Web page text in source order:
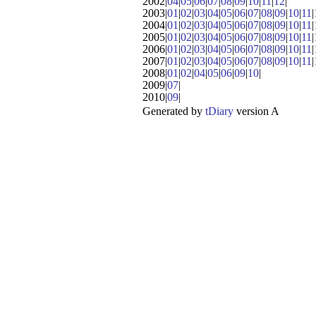
2003|01 |02|03|04|05|06|07|08|09|10|11 |
2004|01 |02|03|04|05|06|07|08|09|10|11 |
2005|01 |02|03|04|05|06|07|08|09|10|11 |
2006|01 |02|03|04|05|06|07|08|09|10|11 |
2007|01 |02|03|04|05|06|07|08|09|10|11 |
2008|01 |02|04|05|06|09|10|
2009|07|
2010|09|
Generated by tDiaryversion A